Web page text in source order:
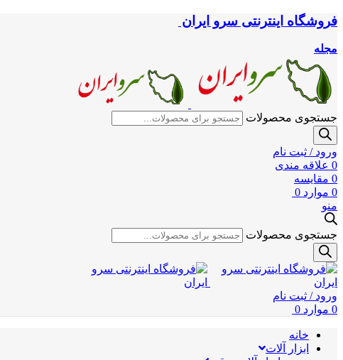
فروشگاه اینترنتی سرو ایران
مجله
جستجوی محصولات
ورود / ثبت نام
0 علاقه مندی
0 مقایسه
0 موارد 0
منو
جستجوی محصولات
ورود / ثبت نام
0 موارد 0
خانه
ابزار آلات